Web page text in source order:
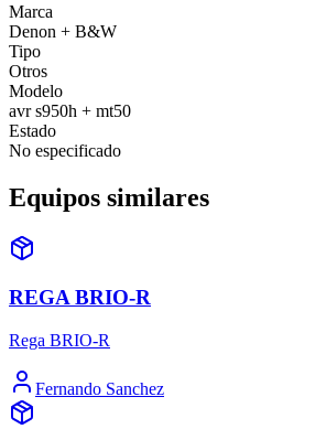
Marca
Denon + B&W
Tipo
Otros
Modelo
avr s950h + mt50
Estado
No especificado
Equipos similares
REGA BRIO-R
Rega BRIO-R
Fernando Sanchez